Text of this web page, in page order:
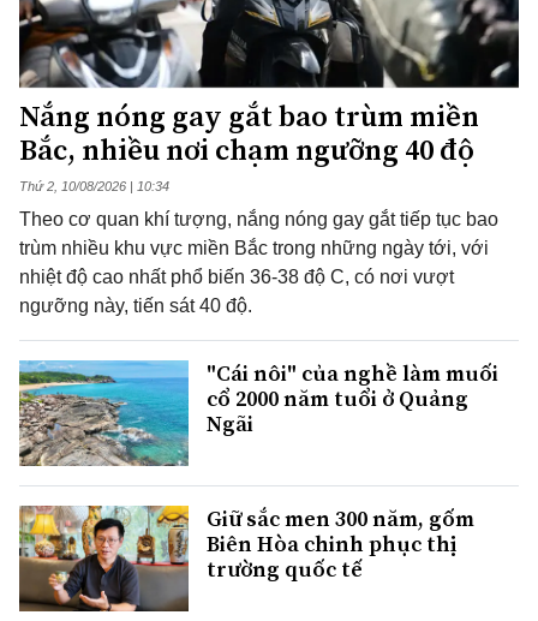
Nắng nóng gay gắt bao trùm miền
Bắc, nhiều nơi chạm ngưỡng 40 độ
Thứ 2, 10/08/2026 | 10:34
Theo cơ quan khí tượng, nắng nóng gay gắt tiếp tục bao
trùm nhiều khu vực miền Bắc trong những ngày tới, với
nhiệt độ cao nhất phổ biến 36-38 độ C, có nơi vượt
ngưỡng này, tiến sát 40 độ.
"Cái nôi" của nghề làm muối
cổ 2000 năm tuổi ở Quảng
Ngãi
Giữ sắc men 300 năm, gốm
Biên Hòa chinh phục thị
trường quốc tế